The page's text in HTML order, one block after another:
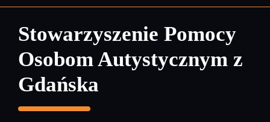
Stowarzyszenie Pomocy
Osobom Autystycznym z
Gdańska